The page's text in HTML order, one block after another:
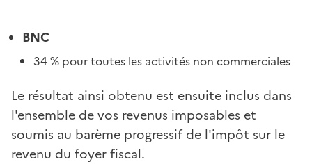
BNC
34 % pour toutes les activités non commerciales
Le résultat ainsi obtenu est ensuite inclus dans
l'ensemble de vos revenus imposables et
soumis au barème progressif de l'impôt sur le
revenu du foyer fiscal.